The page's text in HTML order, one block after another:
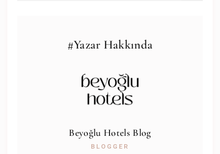
#Yazar Hakkında
Beyoğlu Hotels Blog
BLOGGER